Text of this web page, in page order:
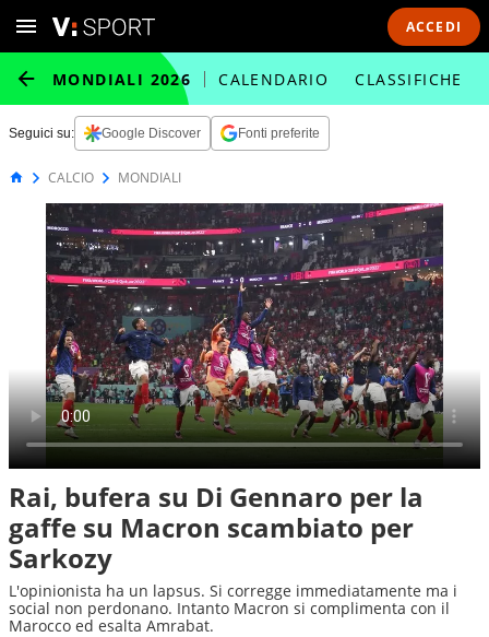
ACCEDI
MONDIALI 2026 CALENDARIO CLASSIFICHE
Seguici su: Google Discover Fonti preferite
CALCIO MONDIALI
Rai, bufera su Di Gennaro per la
gaffe su Macron scambiato per
Sarkozy
L'opinionista ha un lapsus. Si corregge immediatamente ma i
social non perdonano. Intanto Macron si complimenta con il
Marocco ed esalta Amrabat.